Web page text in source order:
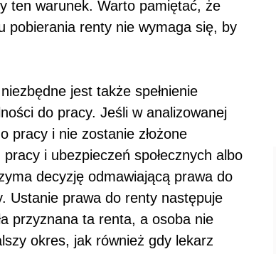
ten warunek. Warto pamiętać, że
pobierania renty nie wymaga się, by
jest także spełnienie
do pracy. Jeśli w analizowanej
pracy i nie zostanie złożone
i ubezpieczeń społecznych albo
decyzję odmawiającą prawa do
Ustanie prawa do renty następuje
przyznana ta renta, a osoba nie
okres, jak również gdy lekarz